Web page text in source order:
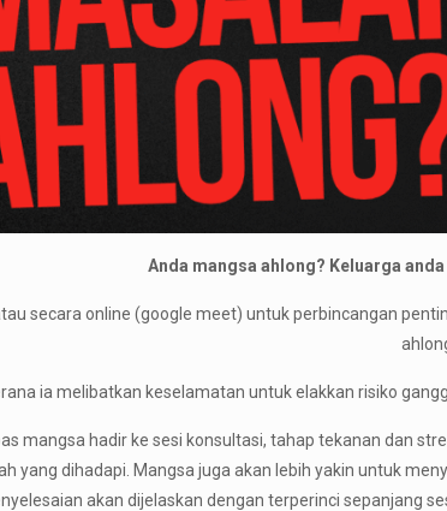
Anda mangsa ahlong? Keluarga
secara online (google meet) untuk perbincangan
ia melibatkan keselamatan untuk elakkan risiko
mangsa hadir ke sesi konsultasi, tahap tekanan dan
yang dihadapi. Mangsa juga akan lebih yakin untuk
akan dijelaskan dengan terperinci sepanjang